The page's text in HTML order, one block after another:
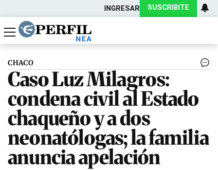
INGRESAR SUSCRIBITE
Política
Economía
Actualidad
CHACO
Caso Luz Milagros:
condena civil al Estado
chaqueño y a dos
neonatólogas; la familia
anuncia apelación